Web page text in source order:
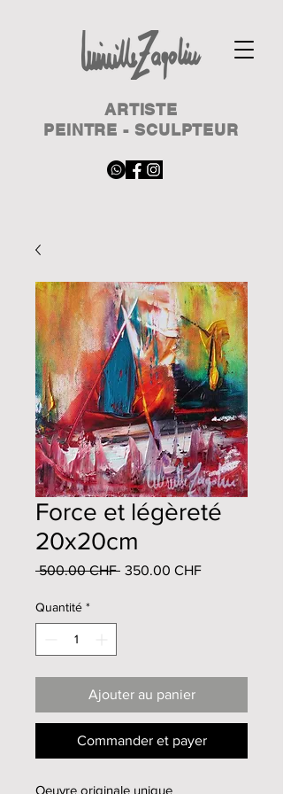
ARTISTE
PEINTRE - SCULPTEUR
Force et légèreté
20x20cm
500.00 CHF Prix
350.00 CHFPrix
Quantité *
Ajouter au panier
Commander et payer
Oeuvre originale unique